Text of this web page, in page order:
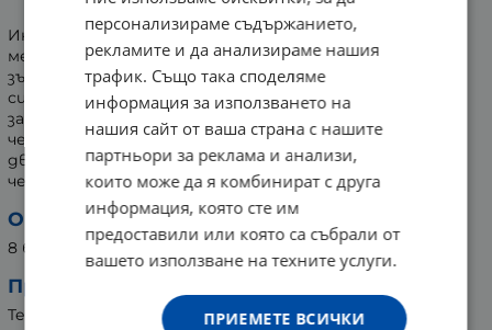
Интерденталните четки ефективно премахват
междузъбната плака. Използвайте редовно за здрави
зъби и венци. С еластично телено покритие - за
сигурна употреба. За да намерите подходящ размер,
започнете първо от най-малката четка. Пъхнете
четката между зъбите на нивото на венеца и
движете напред назад. Не натискайте прекомерно
четката в междузъбното пространство.
Опаковка:
8 броя
Производител:
TePe Munhygienprodukter AB, Швеция
персонализираме съдържанието,
рекламите и да анализираме нашия
трафик. Също така споделяме
информация за използването на
нашия сайт от ваша страна с нашите
партньори за реклама и анализи,
които може да я комбинират с друга
информация, която сте им
предоставили или която са събрали от
вашето използване на техните услуги.
ПРИЕМЕТЕ ВСИЧКИ